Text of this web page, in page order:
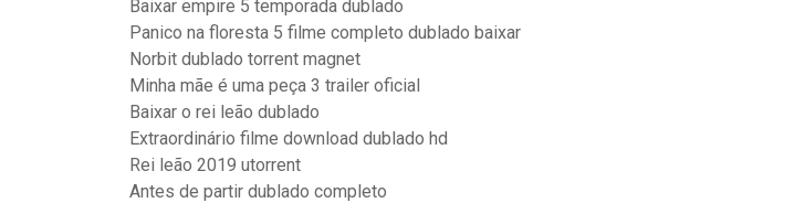
Baixar empire 5 temporada dublado
Panico na floresta 5 filme completo dublado baixar
Norbit dublado torrent magnet
Minha mãe é uma peça 3 trailer oficial
Baixar o rei leão dublado
Extraordinário filme download dublado hd
Rei leão 2019 utorrent
Antes de partir dublado completo